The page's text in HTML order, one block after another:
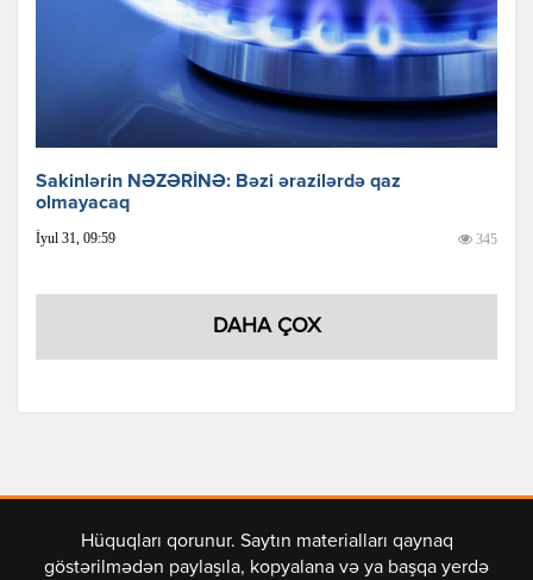
Sakinlərin NƏZƏRİNƏ: Bəzi ərazilərdə qaz
olmayacaq
İyul 31, 09:59 345
DAHA ÇOX
Hüquqları qorunur. Saytın materialları qaynaq
göstərilmədən paylaşıla, kopyalana və ya başqa yerdə